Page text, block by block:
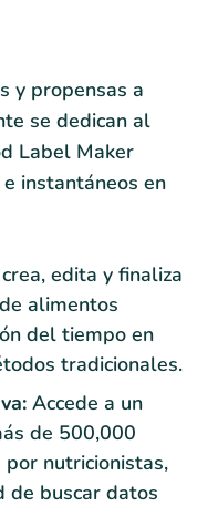
y propensas a
se dedican al
Label Maker
instantáneos en
edita y finaliza
alimentos
del tiempo en
tradicionales.
Accede a un
de 500,000
nutricionistas,
de buscar datos